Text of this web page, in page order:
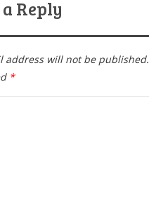
Reply
address will not be published.
*